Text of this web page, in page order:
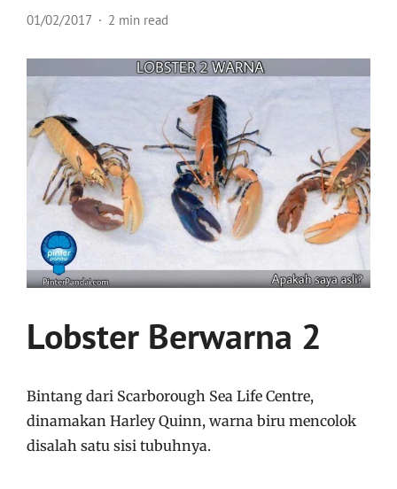
01/02/2017 2 min read
Lobster Berwarna 2
Bintang dari Scarborough Sea Life Centre,
dinamakan Harley Quinn, warna biru mencolok
disalah satu sisi tubuhnya.